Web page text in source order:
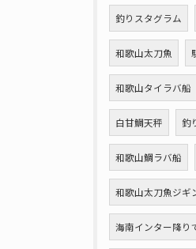
釣りスタグラム
和歌山太刀魚
和歌山タイラバ船
白甘鯛天秤 釣
和歌山鯛ラバ船
和歌山太刀魚ジギ
海南インター降り